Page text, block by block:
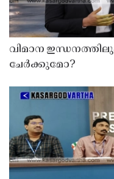
വിമാന
ചേർക്കുമോ?